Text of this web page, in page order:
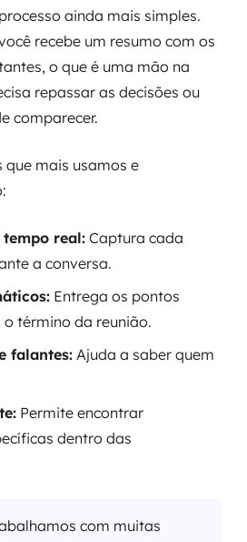
ainda mais simples.
recebe um resumo com os
o que é uma mão na
repassar as decisões ou
comparecer.
que mais usamos e
real: Captura cada
a conversa.
Entrega os pontos
término da reunião.
falantes: Ajuda a saber quem
Permite encontrar
dentro das
com muitas